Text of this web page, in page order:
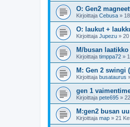
O: Gen2
Kirjoittaja Cebusa »
O: laukut +
Kirjoittaja Jupezu » 20
M/busan
Kirjoittaja timppa72 »
M: Gen 2 swingi
Kirjoittaja busataurus
gen 1
Kirjoittaja pete695 »
M:gen2 busan
Kirjoittaja map » 21